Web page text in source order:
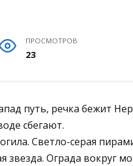
ПРОСМОТРОВ
23
путь, речка бежит
сбегают.
Светло-серая
звезда. Ограда вокруг